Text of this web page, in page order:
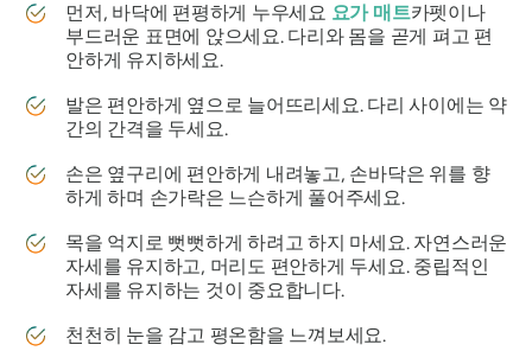
먼저, 바닥에 편평하게 누우세요 요가 매트카펫이나
부드러운 표면에 앉으세요. 다리와 몸을 곧게 펴고 편
안하게 유지하세요.
발은 편안하게 옆으로 늘어뜨리세요. 다리 사이에는 약
간의 간격을 두세요.
손은 옆구리에 편안하게 내려놓고, 손바닥은 위를 향
하게 하며 손가락은 느슨하게 풀어주세요.
목을 억지로 뻣뻣하게 하려고 하지 마세요. 자연스러운
자세를 유지하고, 머리도 편안하게 두세요. 중립적인
자세를 유지하는 것이 중요합니다.
천천히 눈을 감고 평온함을 느껴보세요.